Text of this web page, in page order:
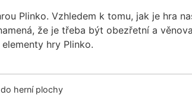
Plinko. Vzhledem k tomu, jak je hra
že je třeba být obezřetní a
hry Plinko.
herní plochy